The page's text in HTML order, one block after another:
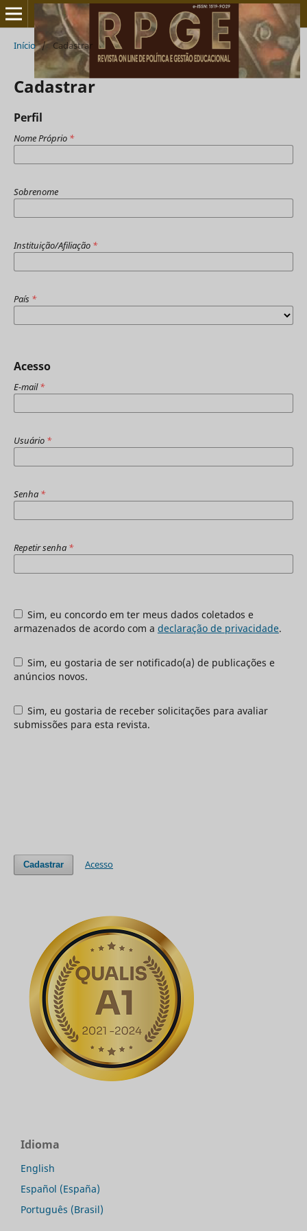
Início / Cadastrar
Cadastrar
Perfil
Nome Próprio *
Sobrenome
Instituição/Afiliação *
País *
Acesso
E-mail*
Usuário *
Senha *
Repetir senha *
Sim, eu concordo em ter meus dados coletados e
armazenados de acordo com a declaração de privacidade.
Sim, eu gostaria de ser notificado(a) de publicações e
anúncios novos.
Sim, eu gostaria de receber solicitações para avaliar
submissões para esta revista.
Cadastrar Acesso
Idioma
English
Español (España)
Português (Brasil)